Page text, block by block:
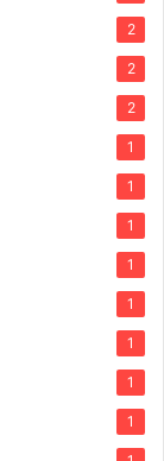
2
2
2
1
1
1
1
1
1
1
1